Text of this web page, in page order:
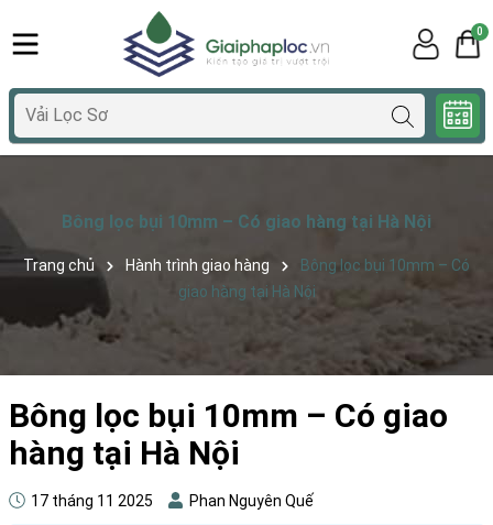
0
Bông lọc bụi 10mm – Có giao hàng tại Hà Nội
Trang chủ Hành trình giao hàng
Bông lọc bụi 10mm – Có
giao hàng tại Hà Nội
Bông lọc bụi 10mm – Có giao
hàng tại Hà Nội
17 tháng 11 2025 Phan Nguyên Quế